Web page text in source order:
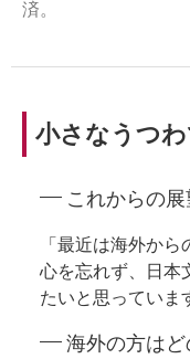
済。
小さなうつ
これからの展
「最近は海外か
心を忘れず、日本
たいと思っていま
海外の方はど